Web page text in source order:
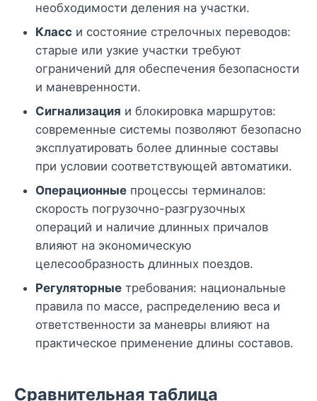
необходимости деления на участки.
Класс и состояние стрелочных переводов:
старые или узкие участки требуют
ограничений для обеспечения безопасности
и маневренности.
Сигнализация и блокировка маршрутов:
современные системы позволяют безопасно
эксплуатировать более длинные составы
при условии соответствующей автоматики.
Операционные процессы терминалов:
скорость погрузочно-разгрузочных
операций и наличие длинных причалов
влияют на экономическую
целесообразность длинных поездов.
Регуляторные требования: национальные
правила по массе, распределению веса и
ответственности за маневры влияют на
практическое применение длины составов.
Сравнительная таблица